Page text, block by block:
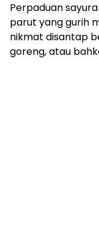
Perpaduan
parut yang gurih
nikmat disantap
goreng, atau